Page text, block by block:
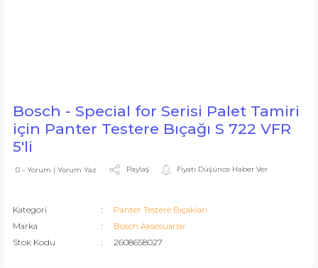
Bosch - Special for Serisi Palet Tamiri
için Panter Testere Bıçağı S 722 VFR
5'li
0 - Yorum | Yorum Yaz Paylaş Fiyatı Düşünce Haber Ver
Kategori
Panter Testere Bıçakları
Marka
Bosch Aksesuarlar
Stok Kodu
2608658027